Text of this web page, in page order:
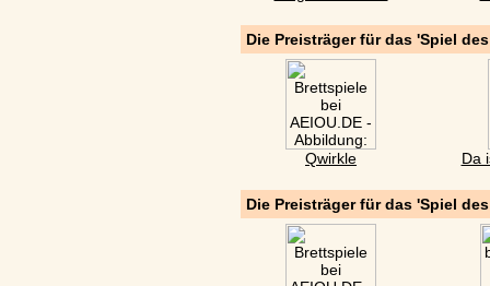
Die Preisträger für das 'Spiel
Qwirkle Da
Die Preisträger für das 'Spiel